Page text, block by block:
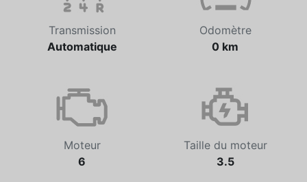
Transmission
Automatique
Odomètre
0 km
Moteur
6
Taille du moteur
3.5